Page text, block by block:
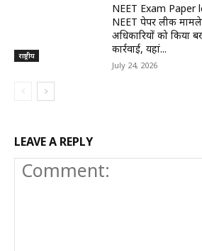
राष्ट्रीय
NEET Exam Paper
NEET पेपर लीक
अधिकारियों को किया
कार्रवाई, यहां...
July 24, 2026
LEAVE A REPLY